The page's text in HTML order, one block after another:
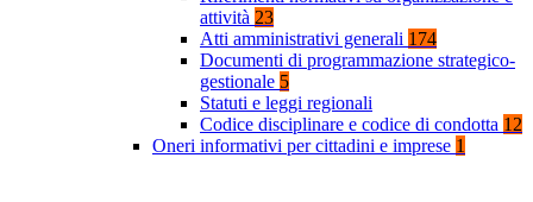
attività 23
Atti amministrativi generali 174
Documenti di programmazione strategico-
gestionale 5
Statuti e leggi regionali
Codice disciplinare e codice di condotta 12
Oneri informativi per cittadini e imprese 1